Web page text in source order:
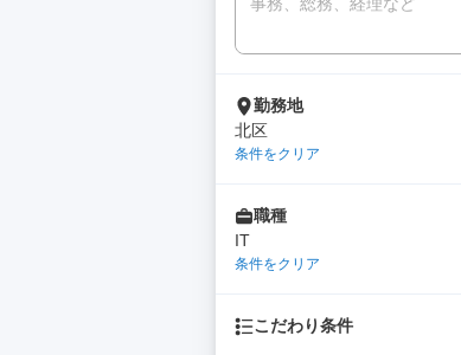
勤務地
北区
条件をクリア
職種
IT
条件をクリア
こだわり条件